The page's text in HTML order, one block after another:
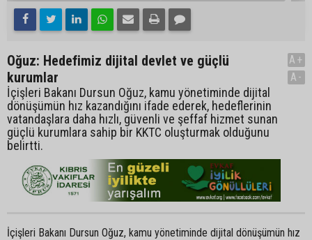
Oğuz: Hedefimiz dijital devlet ve güçlü
kurumlar
İçişleri Bakanı Dursun Oğuz, kamu yönetiminde dijital
dönüşümün hız kazandığını ifade ederek, hedeflerinin
vatandaşlara daha hızlı, güvenli ve şeffaf hizmet sunan
güçlü kurumlara sahip bir KKTC oluşturmak olduğunu
belirtti.
A+
A-
İçişleri Bakanı Dursun Oğuz, kamu yönetiminde dijital dönüşümün hız